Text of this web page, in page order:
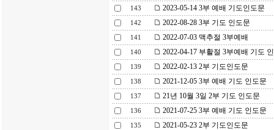
143 2023-05-14 3부 예배 기도인도문
142 2022-08-28 3부 기도 인도문
141 2022-07-03 맥추절 3부예배
140 2022-04-17 부활절 3부예배 기도
139 2022-02-13 2부 기도인도문
138 2021-12-05 3부 예배 기도 인도문
137 21년 10월 3일 2부 기도 인도문
136 2021-07-25 3부 예배 기도 인도문
135 2021-05-23 2부 기도인도문